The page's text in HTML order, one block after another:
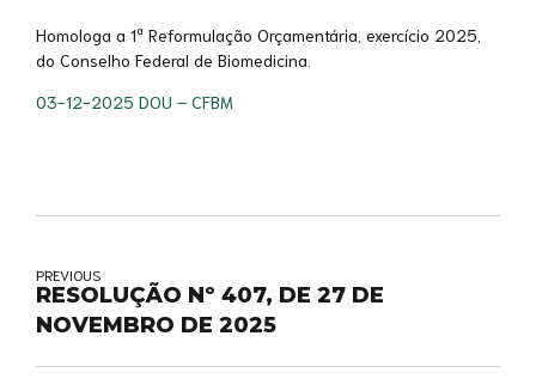
Homologa a 1ª Reformulação Orçamentária, exercício 2025,
do Conselho Federal de Biomedicina.
03-12-2025 DOU – CFBM
PREVIOUS
RESOLUÇÃO Nº 407, DE 27 DE
NOVEMBRO DE 2025